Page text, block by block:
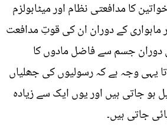
کا مدافعتی نظام اور میٹابولزم
کے دوران ان کی قوتِ مدافعت
جسم سے فاضل مادوں کا
یہی وجہ ہے کہ رسولیوں کی جھلیاں
ہو جاتی ہیں اور یوں ایک سے زیادہ
جاتی ہیں۔